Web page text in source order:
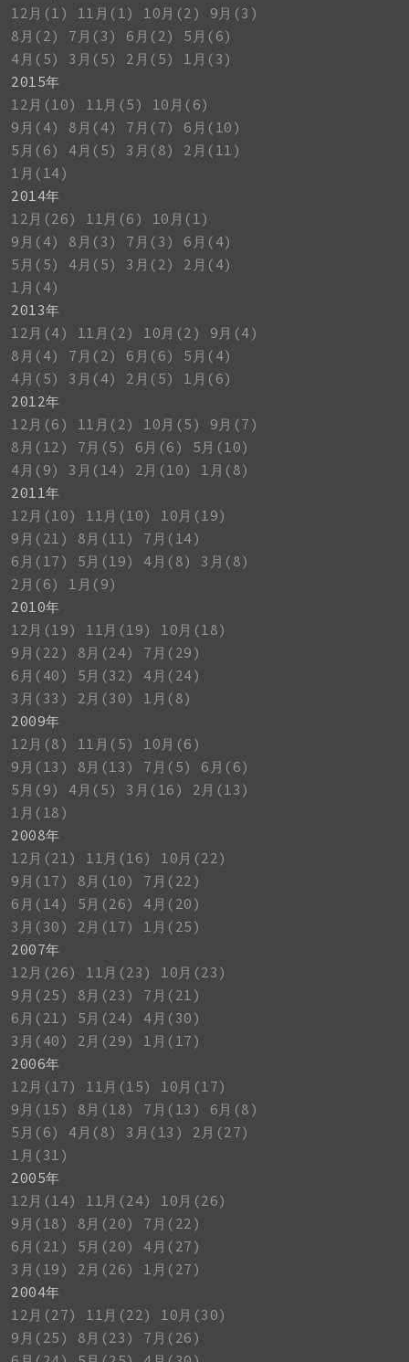
12月(1)
11月(1) 10月(2)
9月(3)
8月(2)
7月(3) 6月(2)
5月(6)
4月(5)
3月(5) 2月(5)
1月(3)
2015年
12月(10)
11月(5)
10月(6)
9月(4)
8月(4) 7月(7)
6月(10)
5月(6)
4月(5) 3月(8)
2月(11)
1月(14)
2014年
12月(26)
11月(6)
10月(1)
9月(4)
8月(3) 7月(3)
6月(4)
5月(5)
4月(5) 3月(2)
2月(4)
1月(4)
2013年
12月(4)
11月(2) 10月(2)
9月(4)
8月(4)
7月(2) 6月(6)
5月(4)
4月(5)
3月(4) 2月(5)
1月(6)
2012年
12月(6)
11月(2) 10月(5)
9月(7)
8月(12)
7月(5) 6月(6)
5月(10)
4月(9)
3月(14) 2月(10)
1月(8)
2011年
12月(10)
11月(10)
10月(19)
9月(21)
8月(11)
7月(14)
6月(17)
5月(19) 4月(8)
3月(8)
2月(6)
1月(9)
2010年
12月(19)
11月(19)
10月(18)
9月(22)
8月(24)
7月(29)
6月(40)
5月(32)
4月(24)
3月(33)
2月(30)
1月(8)
2009年
12月(8)
11月(5)
10月(6)
9月(13)
8月(13) 7月(5)
6月(6)
5月(9)
4月(5) 3月(16)
2月(13)
1月(18)
2008年
12月(21)
11月(16)
10月(22)
9月(17)
8月(10)
7月(22)
6月(14)
5月(26)
4月(20)
3月(30)
2月(17)
1月(25)
2007年
12月(26)
11月(23)
10月(23)
9月(25)
8月(23)
7月(21)
6月(21)
5月(24)
4月(30)
3月(40)
2月(29)
1月(17)
2006年
12月(17)
11月(15)
10月(17)
9月(15)
8月(18) 7月(13)
6月(8)
5月(6)
4月(8) 3月(13)
2月(27)
1月(31)
2005年
12月(14)
11月(24)
10月(26)
9月(18)
8月(20)
7月(22)
6月(21)
5月(20)
4月(27)
3月(19)
2月(26)
1月(27)
2004年
12月(27)
11月(22)
10月(30)
9月(25)
8月(23)
7月(26)